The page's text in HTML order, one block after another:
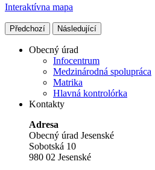
Interaktívna mapa
Předchozí Následující
Obecný úrad
Infocentrum
Medzinárodná spolupráca
Matrika
Hlavná kontrolórka
Kontakty
Adresa
Obecný úrad Jesenské
Sobotská 10
980 02 Jesenské